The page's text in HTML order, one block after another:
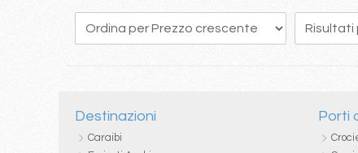
46 47 48 49 51 52
Destinazioni
Caraibi
Porti